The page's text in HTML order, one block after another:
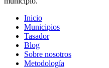
Inicio
Municipios
Tasador
Blog
Sobre nosotros
Metodología